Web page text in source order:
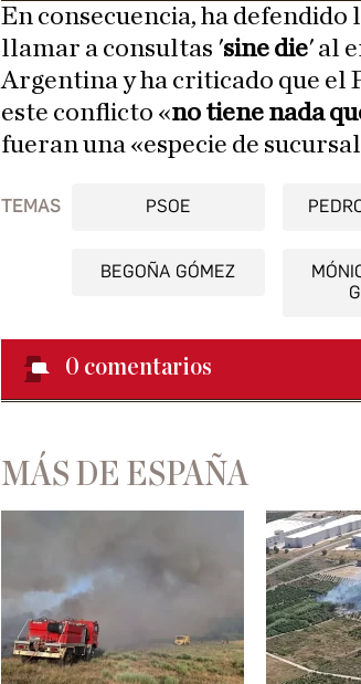
En consecuencia, ha
llamar a consultas 'sine die' al
Argentina y ha criticado que el
este conflicto «no tiene nada
fueran una «especie de
TEMAS PSOE
BEGOÑA GÓMEZ
0 comentarios
MÁS DE ESPAÑA